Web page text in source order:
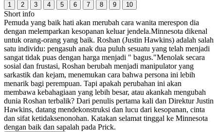
1 2 3 4 5 6 7 8 9 10
Short info
Pemuda yang baik hati akan merubah cara wanita merespon dia
dengan melemparkan kesopanan keluar jendela.Minnesota dikenal
untuk orang-orang yang baik. Roshan (Justin Hawkins) adalah salah
satu individu: pengasuh anak dua puluh sesuatu yang telah menjadi
sangat tidak puas dengan harga menjadi " bagus."Menolak secara
sosial dan frustasi, Roshan berubah menjadi manipulator yang
sarkastik dan kejam, menemukan cara bahwa persona ini lebih
menarik bagi perempuan. Tapi apakah perubahan ini akan
membawa kebahagiaan yang lebih besar, atau akankah mengubah
dunia Roshan terbalik? Dari penulis pertama kali dan Direktur Justin
Hawkins, datang mendekonstruksi dan lucu dari kesopanan, cinta
dan sifat ketidaksenonohan. Katakan selamat tinggal ke Minnesota
dengan baik dan sapalah pada Prick.